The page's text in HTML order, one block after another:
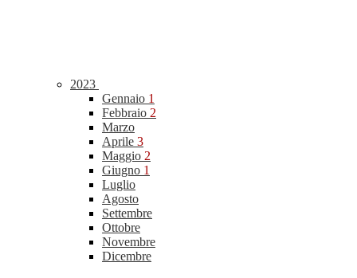
2023
Gennaio 1
Febbraio 2
Marzo
Aprile 3
Maggio 2
Giugno 1
Luglio
Agosto
Settembre
Ottobre
Novembre
Dicembre